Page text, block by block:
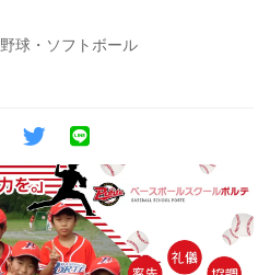
野球・ソフトボール